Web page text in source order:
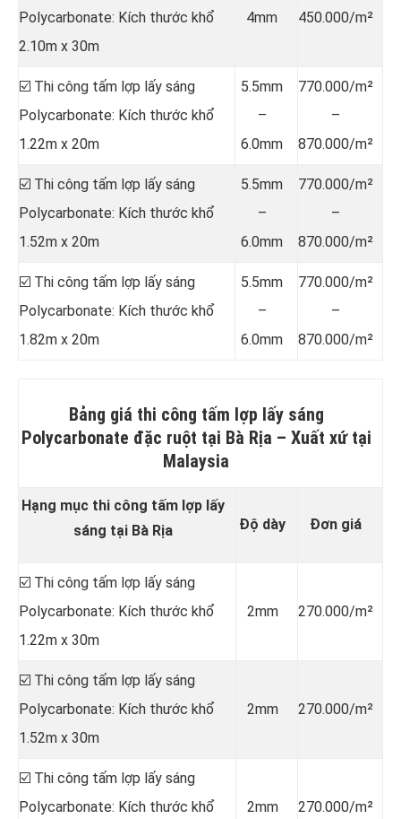
Polycarbonate: Kích thước khổ
2.10m x 30m
4mm 450.000/m²
☑️ Thi công tấm lợp lấy sáng
Polycarbonate: Kích thước khổ
1.22m x 20m
5.5mm
–
6.0mm
770.000/m²
–
870.000/m²
☑️ Thi công tấm lợp lấy sáng
Polycarbonate: Kích thước khổ
1.52m x 20m
5.5mm
–
6.0mm
770.000/m²
–
870.000/m²
☑️ Thi công tấm lợp lấy sáng
Polycarbonate: Kích thước khổ
1.82m x 20m
5.5mm
–
6.0mm
770.000/m²
–
870.000/m²
Bảng giá thi công tấm lợp lấy sáng
Polycarbonate đặc ruột tại Bà Rịa – Xuất xứ tại
Malaysia
Hạng mục thi công tấm lợp lấy
sáng tại Bà Rịa
Độ dày Đơn giá
☑️ Thi công tấm lợp lấy sáng
Polycarbonate: Kích thước khổ
1.22m x 30m
2mm 270.000/m²
☑️ Thi công tấm lợp lấy sáng
Polycarbonate: Kích thước khổ
1.52m x 30m
2mm 270.000/m²
☑️ Thi công tấm lợp lấy sáng
Polycarbonate: Kích thước khổ
2mm 270.000/m²